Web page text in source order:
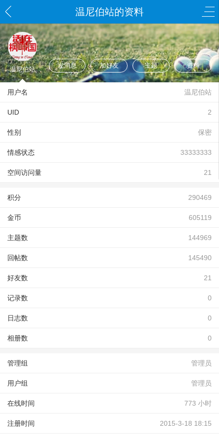
温尼伯站的资料
温尼伯站
发消息 加好友 主题 资料
用户名 温尼伯站
UID 2
性别 保密
情感状态 33333333
空间访问量 21
积分 290469
金币 605119
主题数 144969
回帖数 145490
好友数 21
记录数 0
日志数 0
相册数 0
管理组 管理员
用户组 管理员
在线时间 773 小时
注册时间 2015-3-18 18:15